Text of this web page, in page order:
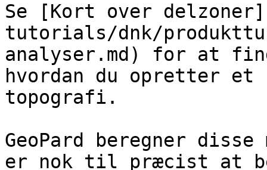
Se [Kort over
tutorials/dnk/
analyser.md) for at
hvordan du opretter
topografi.
GeoPard beregner
er nok til præcist at